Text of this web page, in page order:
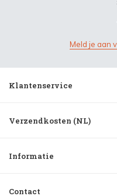
Meld je aan
Klantenservice
Verzendkosten (NL)
Informatie
Contact